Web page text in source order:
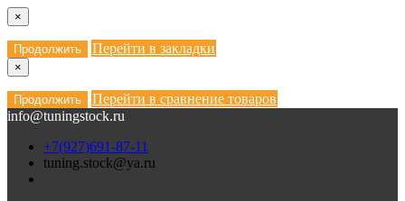
×
Продолжить Перейти в закладки
×
Продолжить
Перейти в сравнение товаров
info@tuningstock.ru
+7(927)691-87-11
tuning.stock@ya.ru